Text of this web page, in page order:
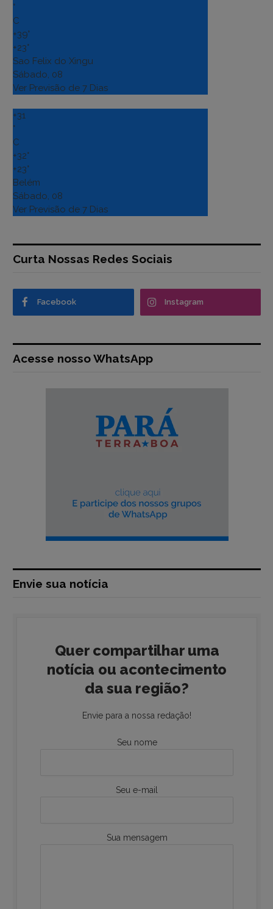
°
C
+39°
+23°
Sao Felix do Xingu
Sábado, 08
Ver Previsão de 7 Dias
+31
°
C
+32°
+23°
Belém
Sábado, 08
Ver Previsão de 7 Dias
Curta Nossas Redes Sociais
Facebook Instagram
Acesse nosso WhatsApp
Envie sua notícia
Quer compartilhar uma
notícia ou acontecimento
da sua região?
Envie para a nossa redação!
Seu nome
Seu e-mail
Sua mensagem